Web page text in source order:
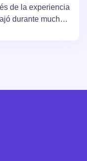
de la experiencia
durante muchos